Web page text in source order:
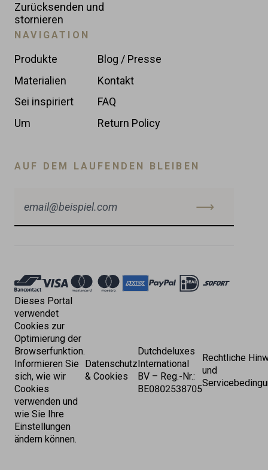
Zurücksenden und
stornieren
NAVIGATION
Produkte
Materialien
Sei inspiriert
Um
Blog / Presse
Kontakt
FAQ
Return Policy
AUF DEM LAUFENDEN BLEIBEN
Akzeptierte
Zahlungen
Dieses Portal
verwendet
Cookies zur
Optimierung der
Browserfunktion.
Informieren Sie
sich, wie wir
Cookies
verwenden und
wie Sie Ihre
Einstellungen
ändern können.
Datenschutz
& Cookies
Dutchdeluxes
International
BV – Reg.-Nr.:
BE0802538705
Rechtliche
und